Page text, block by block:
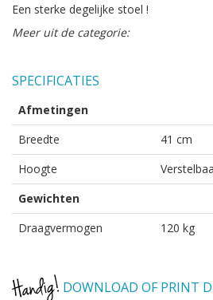
Een sterke degelijke stoel !
Meer uit de categorie:
SPECIFICATIES
Afmetingen
Breedte
41 cm
Hoogte
Gewichten
Draagvermogen
120 kg
DOWNLOAD OF PRINT